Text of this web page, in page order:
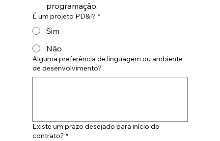
programação.
É um projeto PD&I? *
Sim
Não
Alguma preferência de linguagem ou ambiente
de desenvolvimento?
Existe um prazo desejado para início do
contrato? *